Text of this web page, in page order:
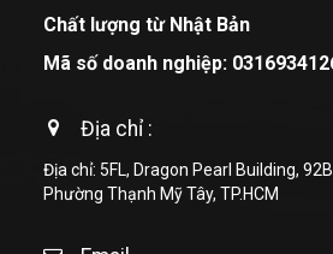
Chất lượng từ Nhật Bản
Mã số doanh nghiệp:
Địa chỉ :
Địa chỉ: 5FL, Dragon Pearl Building,
Phường Thạnh Mỹ Tây, TP.HCM